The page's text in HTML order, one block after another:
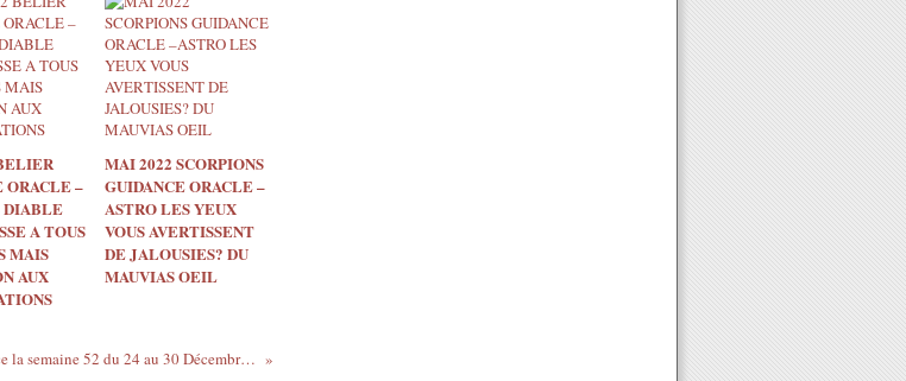
ORACLE –
DIABLE
A TOUS
MAIS
AUX
MAI 2022 SCORPIONS
GUIDANCE ORACLE –
ASTRO LES YEUX
VOUS AVERTISSENT
DE JALOUSIES? DU
MAUVIAS OEIL
quel arcane Influence la semaine 52 du 24 au 30 Décembre 2018